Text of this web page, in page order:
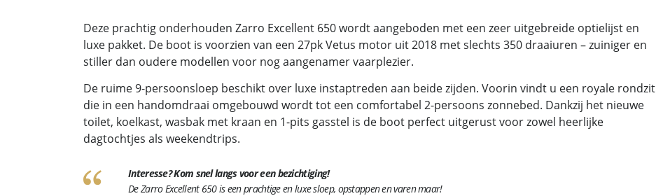
Deze prachtig onderhouden Zarro Excellent 650 wordt aangeboden met een zeer uitgebreide optielijst en
luxe pakket. De boot is voorzien van een 27pk Vetus motor uit 2018 met slechts 350 draaiuren – zuiniger en
stiller dan oudere modellen voor nog aangenamer vaarplezier.
De ruime 9-persoonsloep beschikt over luxe instaptreden aan beide zijden. Voorin vindt u een royale rondzit
die in een handomdraai omgebouwd wordt tot een comfortabel 2-persoons zonnebed. Dankzij het nieuwe
toilet, koelkast, wasbak met kraan en 1-pits gasstel is de boot perfect uitgerust voor zowel heerlijke
dagtochtjes als weekendtrips.
Interesse? Kom snel langs voor een bezichtiging!
De Zarro Excellent 650 is een prachtige en luxe sloep, opstappen en varen maar!